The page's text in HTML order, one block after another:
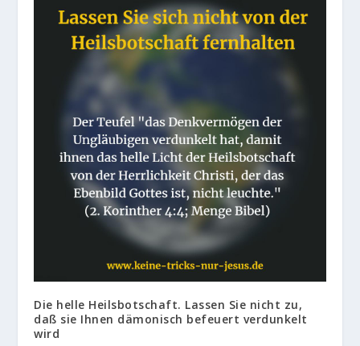
Die helle Heilsbotschaft. Lassen Sie nicht zu,
daß sie Ihnen dämonisch befeuert verdunkelt
wird